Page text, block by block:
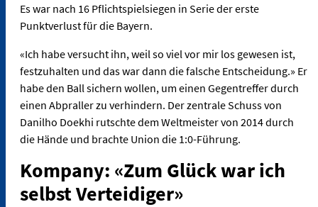
Es war nach 16 Pflichtspielsiegen in Serie der erste
Punktverlust für die Bayern.
«Ich habe versucht ihn, weil so viel vor mir los gewesen ist,
festzuhalten und das war dann die falsche Entscheidung.» Er
habe den Ball sichern wollen, um einen Gegentreffer durch
einen Abpraller zu verhindern. Der zentrale Schuss von
Danilho Doekhi rutschte dem Weltmeister von 2014 durch
die Hände und brachte Union die 1:0-Führung.
Kompany: «Zum Glück war ich
selbst Verteidiger»